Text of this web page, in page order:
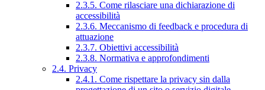
2.3.5. Come rilasciare una dichiarazione di
accessibilità
2.3.6. Meccanismo di feedback e procedura di
attuazione
2.3.7. Obiettivi accessibilità
2.3.8. Normativa e approfondimenti
2.4. Privacy
2.4.1. Come rispettare la privacy sin dalla